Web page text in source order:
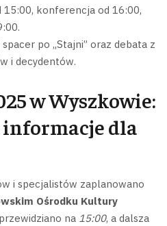
15:00, konferencja od 16:00,
po „Stajni” oraz debata z
i decydentów.
w Wyszkowie:
dla
i specjalistów zaplanowano
Ośrodku Kultury
na 15:00, a dalsza